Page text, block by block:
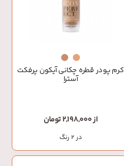
کرم پودر قطره چکانی آیکون پرفکت
آسترا
از 2,198,000 تومان
در 2 رنگ